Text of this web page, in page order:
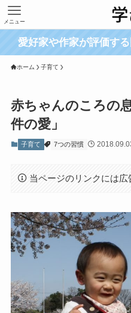
メニュー
愛好家や作家が評価す
ホーム 子育て
赤ちゃんのころの
件の愛」
子育て 7つの習慣
当ページのリンクには広